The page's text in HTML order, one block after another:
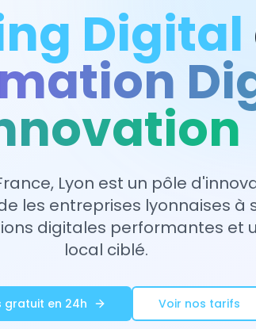
Digital
Lyon est un pôle
les entreprises lyonnaises à
digitales performantes et
local ciblé.
gratuit en 24h Voir nos tarifs